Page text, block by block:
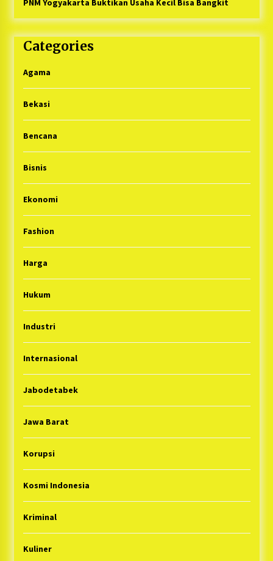
Categories
Agama
Bekasi
Bencana
Bisnis
Ekonomi
Fashion
Harga
Hukum
Industri
Internasional
Jabodetabek
Jawa Barat
Korupsi
Kosmi Indonesia
Kriminal
Kuliner